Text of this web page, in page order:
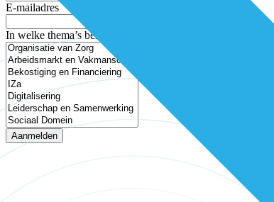
E-mailadres
In welke thema’s ben je geïnteresseerd?
Aanmelden